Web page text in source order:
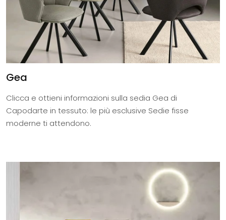
Gea
Clicca e ottieni informazioni sulla sedia Gea di
Capodarte in tessuto: le più esclusive Sedie fisse
moderne ti attendono.